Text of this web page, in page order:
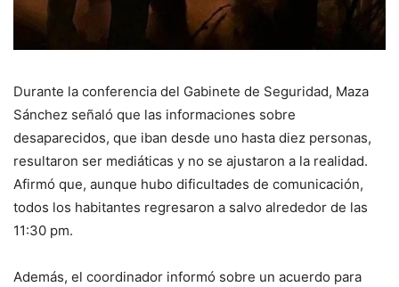
Durante la conferencia del Gabinete de Seguridad, Maza
Sánchez señaló que las informaciones sobre
desaparecidos, que iban desde uno hasta diez personas,
resultaron ser mediáticas y no se ajustaron a la realidad.
Afirmó que, aunque hubo dificultades de comunicación,
todos los habitantes regresaron a salvo alrededor de las
11:30 pm.
Además, el coordinador informó sobre un acuerdo para